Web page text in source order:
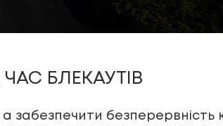
БЛЕКАУТІВ
забезпечити безперервність